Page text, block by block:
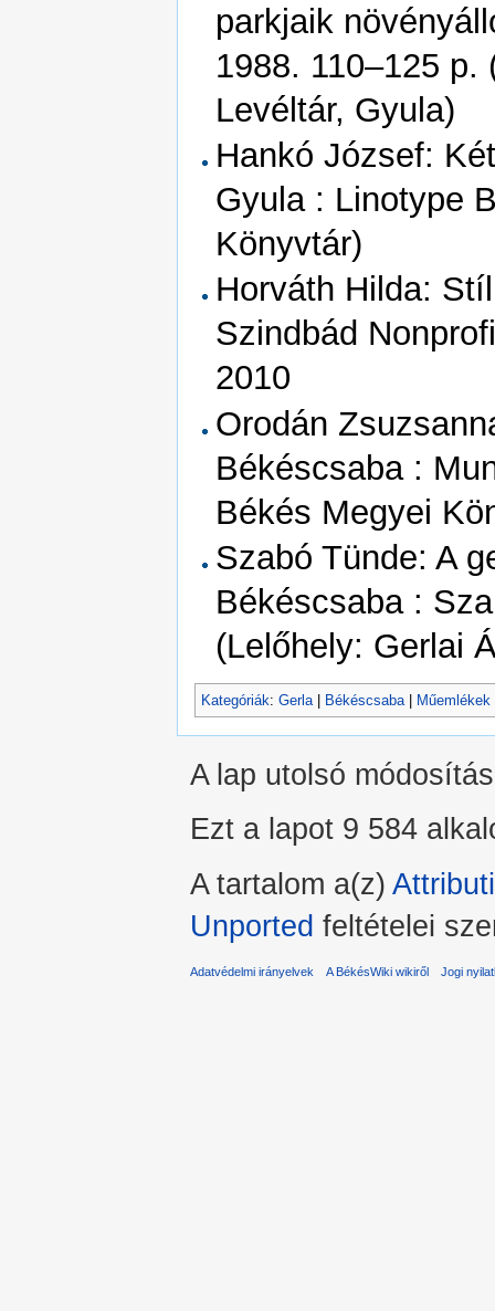
parkjaik
1988. 110–125
Levéltár, Gyula)
Hankó József:
Gyula : Linotype
Könyvtár)
Horváth Hilda:
Szindbád
2010
Orodán
Békéscsaba :
Békés Megyei
Szabó Tünde: A
Békéscsaba :
(Lelőhely: Gerlai
Kategóriák: Gerla | Békéscsaba | Műemlékek
A lap utolsó
Ezt a lapot 9 584
A tartalom a(z)
Unported feltételei
Adatvédelmi irányelvek A BékésWiki wikiről Jogi